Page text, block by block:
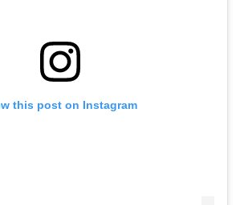
this post on Instagram